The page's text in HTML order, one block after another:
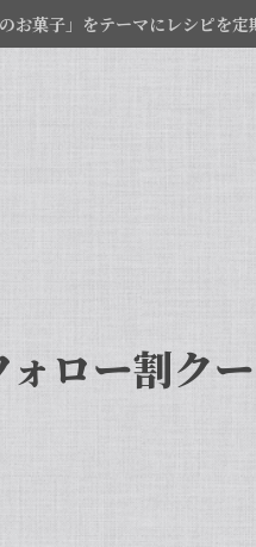
お菓子」をテーマにレシピを定
ォロー割ク